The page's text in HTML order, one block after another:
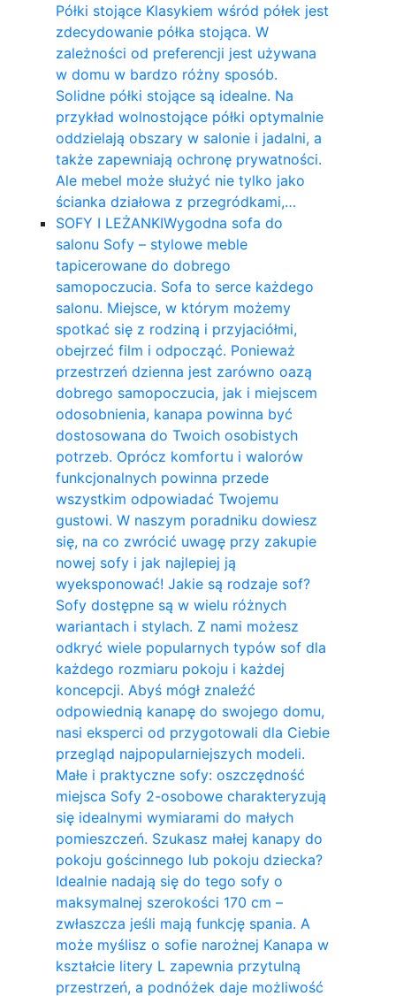
Półki stojące Klasykiem wśród półek jest
zdecydowanie półka stojąca. W
zależności od preferencji jest używana
w domu w bardzo różny sposób.
Solidne półki stojące są idealne. Na
przykład wolnostojące półki optymalnie
oddzielają obszary w salonie i jadalni, a
także zapewniają ochronę prywatności.
Ale mebel może służyć nie tylko jako
ścianka działowa z przegródkami,…
SOFY I LEŻANKIWygodna sofa do
salonu Sofy – stylowe meble
tapicerowane do dobrego
samopoczucia. Sofa to serce każdego
salonu. Miejsce, w którym możemy
spotkać się z rodziną i przyjaciółmi,
obejrzeć film i odpocząć. Ponieważ
przestrzeń dzienna jest zarówno oazą
dobrego samopoczucia, jak i miejscem
odosobnienia, kanapa powinna być
dostosowana do Twoich osobistych
potrzeb. Oprócz komfortu i walorów
funkcjonalnych powinna przede
wszystkim odpowiadać Twojemu
gustowi. W naszym poradniku dowiesz
się, na co zwrócić uwagę przy zakupie
nowej sofy i jak najlepiej ją
wyeksponować! Jakie są rodzaje sof?
Sofy dostępne są w wielu różnych
wariantach i stylach. Z nami możesz
odkryć wiele popularnych typów sof dla
każdego rozmiaru pokoju i każdej
koncepcji. Abyś mógł znaleźć
odpowiednią kanapę do swojego domu,
nasi eksperci od przygotowali dla Ciebie
przegląd najpopularniejszych modeli.
Małe i praktyczne sofy: oszczędność
miejsca Sofy 2-osobowe charakteryzują
się idealnymi wymiarami do małych
pomieszczeń. Szukasz małej kanapy do
pokoju gościnnego lub pokoju dziecka?
Idealnie nadają się do tego sofy o
maksymalnej szerokości 170 cm –
zwłaszcza jeśli mają funkcję spania. A
może myślisz o sofie narożnej Kanapa w
kształcie litery L zapewnia przytulną
przestrzeń, a podnóżek daje możliwość